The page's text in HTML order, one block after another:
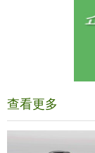
查看更多